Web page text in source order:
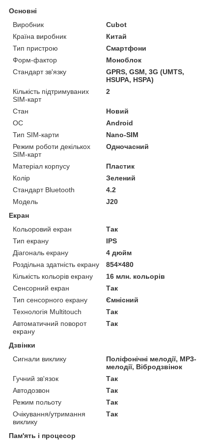
Основні
Виробник
Cubot
Країна виробник
Китай
Тип пристрою
Смартфони
Форм-фактор
Моноблок
Стандарт зв'язку
GPRS, GSM, 3G (UMTS,
HSUPA, HSPA)
Кількість підтримуваних
SIM-карт
2
Стан
Новий
ОС
Android
Тип SIM-карти
Nano-SIM
Режим роботи декількох
SIM-карт
Одночасний
Матеріал корпусу
Пластик
Колір
Зелений
Стандарт Bluetooth
4.2
Модель
J20
Екран
Кольоровий екран
Так
Тип екрану
IPS
Діагональ екрану
4 дюйм
Роздільна здатність екрану
854×480
Кількість кольорів екрану
16 млн. кольорів
Сенсорний екран
Так
Тип сенсорного екрану
Ємнісний
Технологія Multitouch
Так
Автоматичний поворот
екрану
Так
Дзвінки
Сигнали виклику
Поліфонічні мелодії, MP3-
мелодії, Вібродзвінок
Гучний зв'язок
Так
Автодозвон
Так
Режим польоту
Так
Очікування/утримання
виклику
Так
Пам'ять і процесор